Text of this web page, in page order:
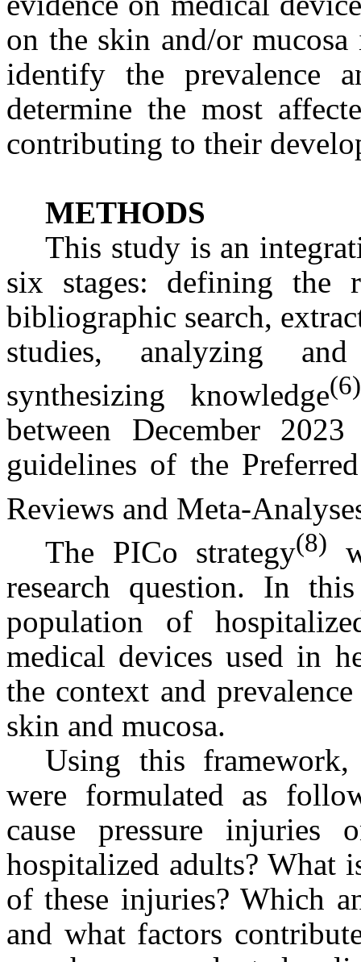
on the skin and/or
identify the prevalence
determine the most
contributing to their
METHODS
This study is an
six stages: defining the
bibliographic search,
studies, analyzing
synthesizing knowledge(6)
between December
guidelines of the
Reviews and Meta-
The PICo strategy(8)
research question. In
population of
medical devices used in
the context and
skin and mucosa.
Using this framework,
were formulated as
cause pressure
hospitalized adults? What
of these injuries? Which
and what factors